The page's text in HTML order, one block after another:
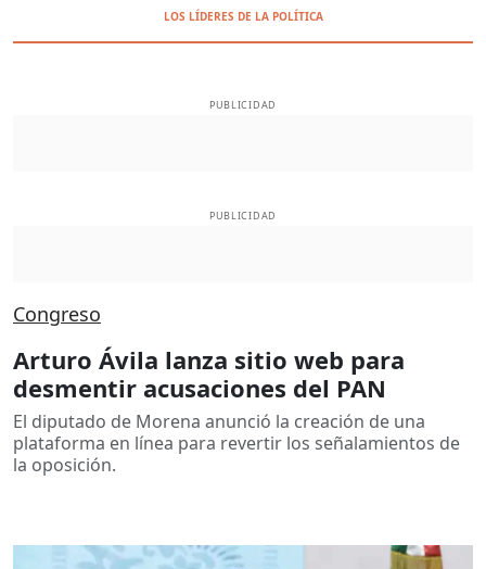
LOS LÍDERES DE LA POLÍTICA
PUBLICIDAD
PUBLICIDAD
Congreso
Arturo Ávila lanza sitio web para
desmentir acusaciones del PAN
El diputado de Morena anunció la creación de una
plataforma en línea para revertir los señalamientos de
la oposición.